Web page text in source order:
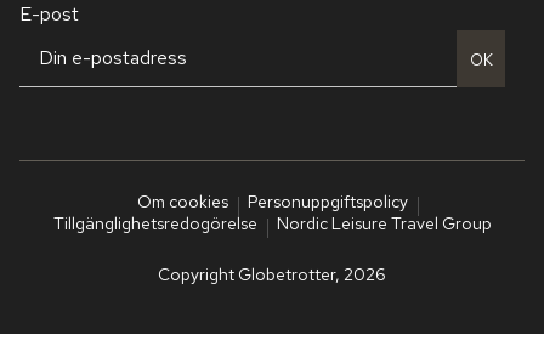
E-post
OK
Om cookies
Personuppgiftspolicy
Tillgänglighetsredogörelse
Nordic Leisure Travel Group
Copyright Globetrotter, 2026